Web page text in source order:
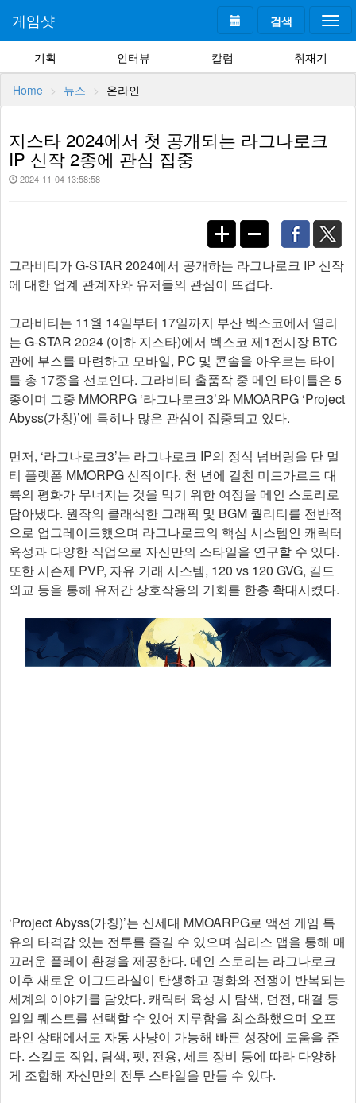
검색
게임샷
기획 인터뷰 칼럼 취재기
Home 뉴스 온라인
지스타 2024에서 첫 공개되는 라그나로크
IP 신작 2종에 관심 집중
2024-11-04 13:58:58
그라비티가 G-STAR 2024에서 공개하는 라그나로크 IP 신작
에 대한 업계 관계자와 유저들의 관심이 뜨겁다.
그라비티는 11월 14일부터 17일까지 부산 벡스코에서 열리
는 G-STAR 2024 (이하 지스타)에서 벡스코 제1전시장 BTC
관에 부스를 마련하고 모바일, PC 및 콘솔을 아우르는 타이
틀 총 17종을 선보인다. 그라비티 출품작 중 메인 타이틀은 5
종이며 그중 MMORPG ‘라그나로크3’와 MMOARPG ‘Project
Abyss(가칭)’에 특히나 많은 관심이 집중되고 있다.
먼저, ‘라그나로크3’는 라그나로크 IP의 정식 넘버링을 단 멀
티 플랫폼 MMORPG 신작이다. 천 년에 걸친 미드가르드 대
륙의 평화가 무너지는 것을 막기 위한 여정을 메인 스토리로
담아냈다. 원작의 클래식한 그래픽 및 BGM 퀄리티를 전반적
으로 업그레이드했으며 라그나로크의 핵심 시스템인 캐릭터
육성과 다양한 직업으로 자신만의 스타일을 연구할 수 있다.
또한 시즌제 PVP, 자유 거래 시스템, 120 vs 120 GVG, 길드
외교 등을 통해 유저간 상호작용의 기회를 한층 확대시켰다.
‘Project Abyss(가칭)’는 신세대 MMOARPG로 액션 게임 특
유의 타격감 있는 전투를 즐길 수 있으며 심리스 맵을 통해 매
끄러운 플레이 환경을 제공한다. 메인 스토리는 라그나로크
이후 새로운 이그드라실이 탄생하고 평화와 전쟁이 반복되는
세계의 이야기를 담았다. 캐릭터 육성 시 탐색, 던전, 대결 등
일일 퀘스트를 선택할 수 있어 지루함을 최소화했으며 오프
라인 상태에서도 자동 사냥이 가능해 빠른 성장에 도움을 준
다. 스킬도 직업, 탐색, 펫, 전용, 세트 장비 등에 따라 다양하
게 조합해 자신만의 전투 스타일을 만들 수 있다.